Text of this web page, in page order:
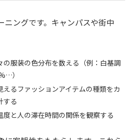
ニングです。キャンパスや街中
の服装の色分布を数える（例：白基調
）
えるファッションアイテムの種類をカ
する
度と人の滞在時間の関係を観察する